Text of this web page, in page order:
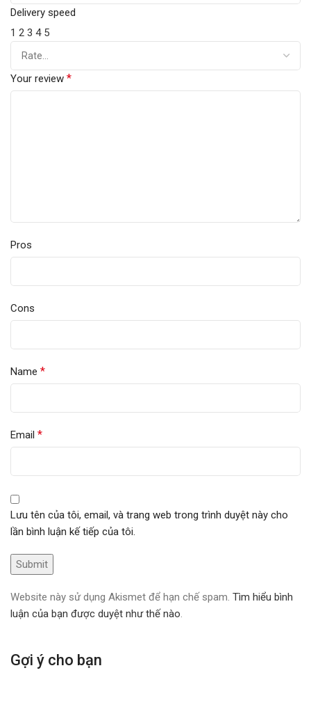
Delivery speed
1 2 3 4 5
Your review *
Pros
Cons
Name *
Email *
Lưu tên của tôi, email, và trang web trong trình duyệt này cho
lần bình luận kế tiếp của tôi.
Website này sử dụng Akismet để hạn chế spam. Tìm hiểu bình
luận của bạn được duyệt như thế nào.
Gợi ý cho bạn